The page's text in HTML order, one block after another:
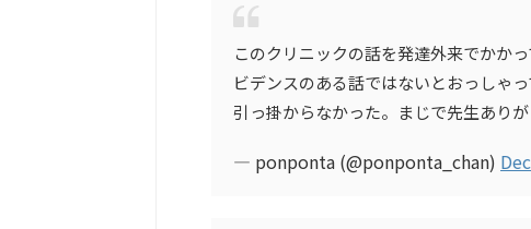
このクリニックの話を発達外来でかか
ビデンスのある話ではないとおっしゃ
引っ掛からなかった。まじで先生あり
— ponponta (@ponponta_chan)